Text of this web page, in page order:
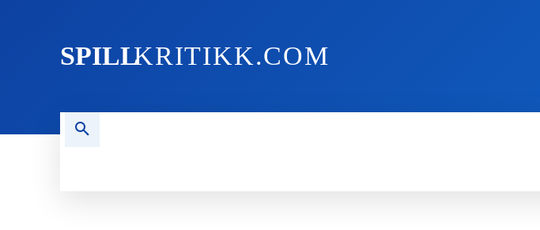
SPILLKRITIKK.COM